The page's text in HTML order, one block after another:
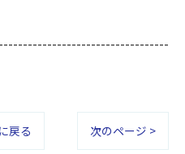
戻る 次のページ >